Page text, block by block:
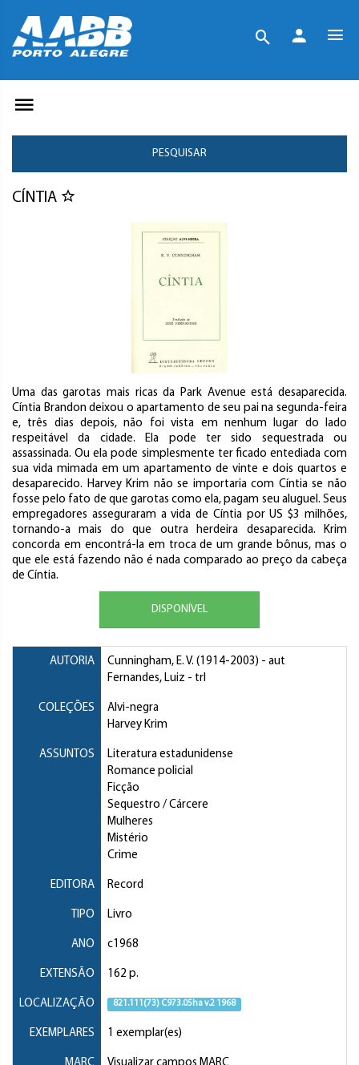
PESQUISAR
CÍNTIA
Uma das garotas mais ricas da Park Avenue está desaparecida.
Cíntia Brandon deixou o apartamento de seu pai na segunda-feira
e, três dias depois, não foi vista em nenhum lugar do lado
respeitável da cidade. Ela pode ter sido sequestrada ou
assassinada. Ou ela pode simplesmente ter ficado entediada com
sua vida mimada em um apartamento de vinte e dois quartos e
desaparecido. Harvey Krim não se importaria com Cíntia se não
fosse pelo fato de que garotas como ela, pagam seu aluguel. Seus
empregadores asseguraram a vida de Cíntia por US $3 milhões,
tornando-a mais do que outra herdeira desaparecida. Krim
concorda em encontrá-la em troca de um grande bônus, mas o
que ele está fazendo não é nada comparado ao preço da cabeça
de Cíntia.
DISPONÍVEL
AUTORIA Cunningham, E. V. (1914-2003) - aut
Fernandes, Luiz - trl
COLEÇÕES
Alvi-negra
Harvey Krim
ASSUNTOS
Literatura estadunidense
Romance policial
Ficção
Sequestro / Cárcere
Mulheres
Mistério
Crime
EDITORA Record
TIPO Livro
ANO c1968
EXTENSÃO 162 p.
LOCALIZAÇÃO 821.111(73) C973.05ha v.2 1968
EXEMPLARES 1 exemplar(es)